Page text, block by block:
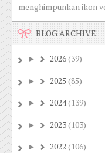
menghimpunkan ikon
BLOG ARCHIVE
► 2026(39)
► 2025 (85)
► 2024(139)
► 2023(103)
► 2022 (106)